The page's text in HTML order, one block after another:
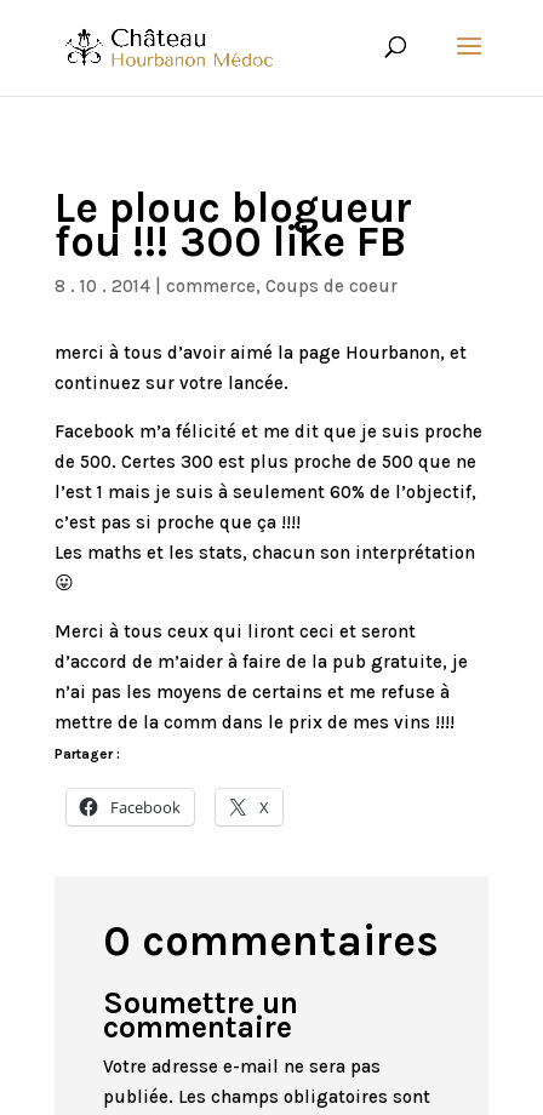
Le plouc blogueur
fou !!! 300 like FB
8 . 10 . 2014| commerce, Coups de coeur
merci à tous d’avoir aimé la page Hourbanon, et
continuez sur votre lancée.
Facebook m’a félicité et me dit que je suis proche
de 500. Certes 300 est plus proche de 500 que ne
l’est 1 mais je suis à seulement 60% de l’objectif,
c’est pas si proche que ça !!!!
Les maths et les stats, chacun son interprétation
😛
Merci à tous ceux qui liront ceci et seront
d’accord de m’aider à faire de la pub gratuite, je
n’ai pas les moyens de certains et me refuse à
mettre de la comm dans le prix de mes vins !!!!
Partager :
Facebook X
0 commentaires
Soumettre un
commentaire
Votre adresse e-mail ne sera pas
publiée. Les champs obligatoires sont